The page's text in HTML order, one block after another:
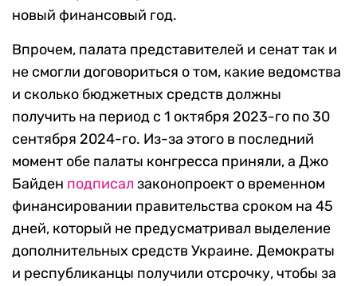
новый финансовый год.
Впрочем, палата представителей и сенат так и
не смогли договориться о том, какие ведомства
и сколько бюджетных средств должны
получить на период с 1 октября 2023-го по 30
сентября 2024-го. Из-за этого в последний
момент обе палаты конгресса приняли, а Джо
Байден подписал законопроект о временном
финансировании правительства сроком на 45
дней, который не предусматривал выделение
дополнительных средств Украине. Демократы
и республиканцы получили отсрочку, чтобы за